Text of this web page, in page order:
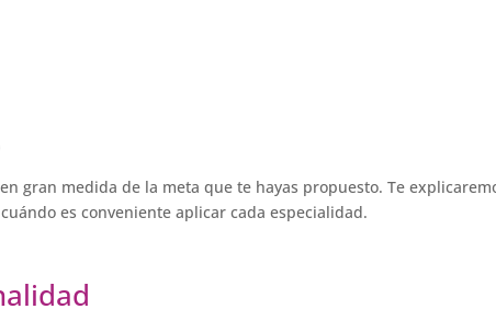
gran medida de la meta que te hayas propuesto. Te
es conveniente aplicar cada especialidad.